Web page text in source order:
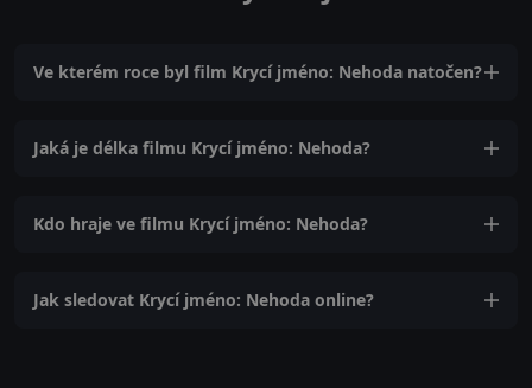
Ve kterém roce byl film Krycí jméno: Nehoda natočen?
Jaká je délka filmu Krycí jméno: Nehoda?
Kdo hraje ve filmu Krycí jméno: Nehoda?
Jak sledovat Krycí jméno: Nehoda online?